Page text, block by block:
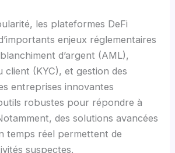
les plateformes DeFi
enjeux réglementaires
d’argent (AML),
client (KYC), et gestion des
entreprises innovantes
robustes pour répondre à
des solutions avancées
temps réel permettent de
suspectes.